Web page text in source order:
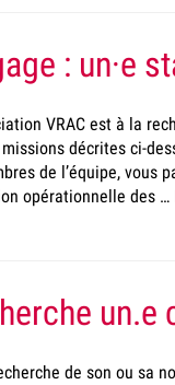
: un·e
VRAC est à la
décrites ci-
de l’équipe, vous
opérationnelle des …
de son ou sa